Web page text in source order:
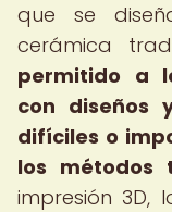
que se
cerámica
permitido a
con diseños
difíciles o
los métodos
impresión 3D,